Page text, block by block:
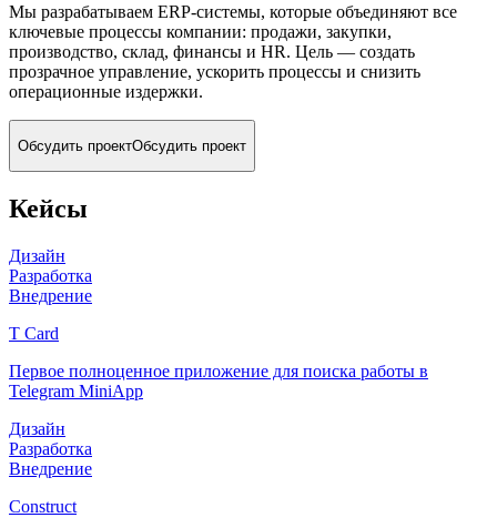
Мы разрабатываем ERP-системы, которые объединяют все
ключевые процессы компании: продажи, закупки,
производство, склад, финансы и HR. Цель — создать
прозрачное управление, ускорить процессы и снизить
операционные издержки.
Обсудить проектОбсудить проект
Кейсы
Дизайн
Разработка
Внедрение
T Card
Первое полноценное приложение для поиска работы в
Telegram MiniApp
Дизайн
Разработка
Внедрение
Construct